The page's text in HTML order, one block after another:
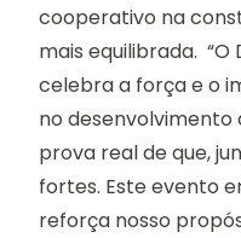
cooperativo na
mais equilibrada.
celebra a força e o
no desenvolvimento
prova real de que,
fortes. Este evento
reforça nosso